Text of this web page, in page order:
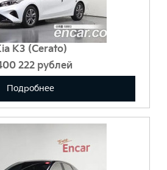
K3 (Cerato)
222
Подробнее